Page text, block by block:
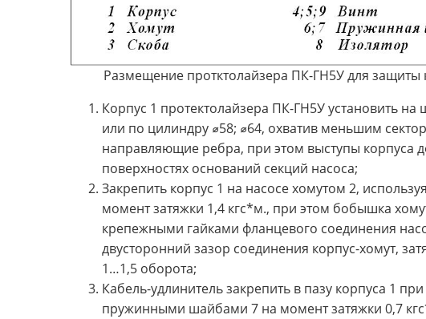
Размещение протктолайзера ПК-ГН5У для защиты
Корпус 1 протектолайзера ПК-ГН5У установить на
или по цилиндру ⌀58; ⌀64, охватив меньшим
направляющие ребра, при этом выступы корпуса
поверхностях оснований секций насоса;
Закрепить корпус 1 на насосе хомутом 2,
момент затяжки 1,4 кгс*м., при этом бобышка
крепежными гайками фланцевого соединения
двусторонний зазор соединения корпус-хомут,
1…1,5 оборота;
Кабель-удлинитель закрепить в пазу корпуса 1
пружинными шайбами 7 на момент затяжки 0,7